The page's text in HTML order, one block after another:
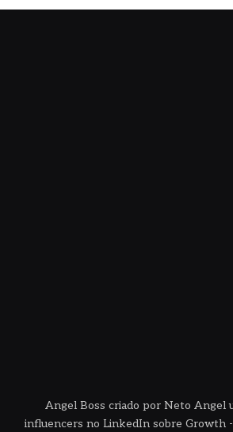
Angel Boss criado por Neto Angel
influencers no LinkedIn sobre Growth